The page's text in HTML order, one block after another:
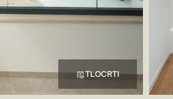
TLOCRTI